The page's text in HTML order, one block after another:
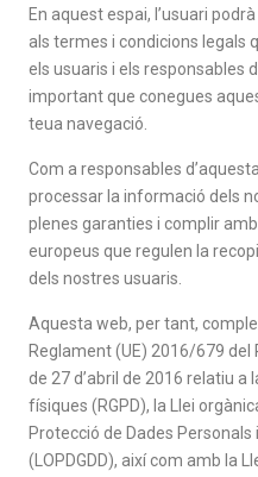
En aquest espai, l’usuari
als termes i condicions legals
els usuaris i els responsables
important que conegues
teua navegació.
Com a responsables
processar la informació dels
plenes garanties i complir
europeus que regulen la
dels nostres usuaris.
Aquesta web, per tant,
Reglament (UE) 2016/679 del
de 27 d’abril de 2016 relatiu a
físiques (RGPD), la Llei
Protecció de Dades
(LOPDGDD), així com amb la